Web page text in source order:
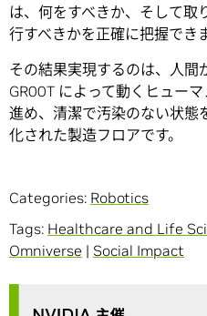
は、何をすべきか、そして取
行すべきかを正確に把握できま
その結果実現するのは、人間
GR00T によって動くヒュー
進め、清潔で汚染のない状
化された製造フロアです。
Categories: Robotics
Tags: Healthcare and Life
Omniverse | Social Impact